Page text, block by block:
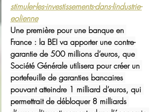
stimuler-les-investissements-dans-lindustrie-
eolienne
Une première pour une banque en
France : la BEI va apporter une contre-
garantie de 500 millions d’euros, que
Société Générale utilisera pour créer un
portefeuille de garanties bancaires
pouvant atteindre 1 milliard d’euros, qui
permettrait de débloquer 8 milliards